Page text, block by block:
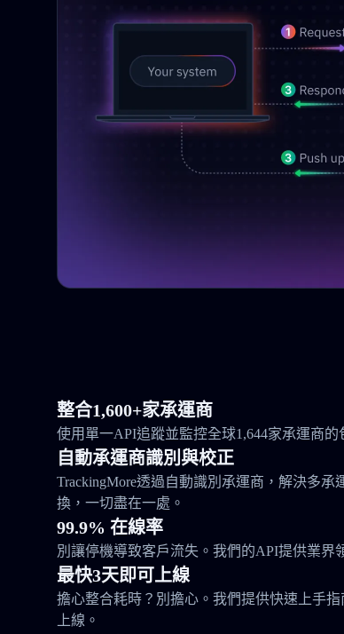
整合1,600+家承運商
使用單一API追蹤並監控全球1,644家承運商的
自動承運商識別與校正
TrackingMore透過自動識別承運商，解決多
換，一切盡在一處。
99.9% 在線率
別讓停機導致客戶流失。我們的API提供業界
最快3天即可上線
擔心整合耗時？別擔心。我們提供快速上手
上線。